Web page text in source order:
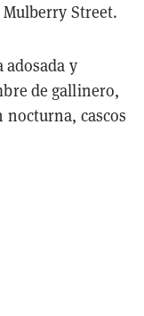
Street.
adosada y
de gallinero,
nocturna, cascos